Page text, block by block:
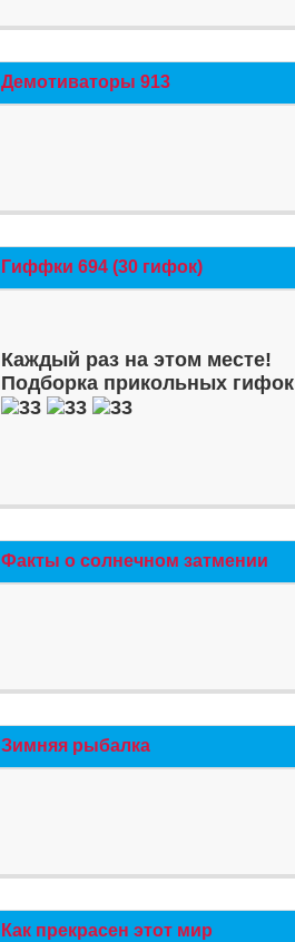
Демотиваторы 913
Гиффки 694 (30 гифок)
Каждый раз на этом месте!
Подборка прикольных гифок
Факты о солнечном затмении
Зимняя рыбалка
Как прекрасен этот мир